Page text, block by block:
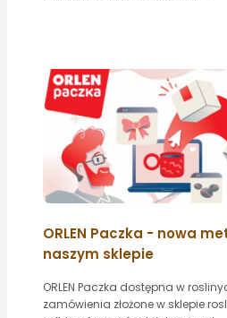
ORLEN Paczka - nowa
naszym sklepie
ORLEN Paczka dostępna w
zamówienia złożone w sklepie